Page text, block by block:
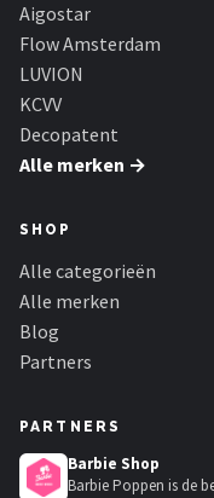
Aigostar
Flow Amsterdam
LUVION
KCVV
Decopatent
Alle merken →
SHOP
Alle categorieën
Alle merken
Blog
Partners
PARTNERS
Barbie Shop
Barbie Poppen is de